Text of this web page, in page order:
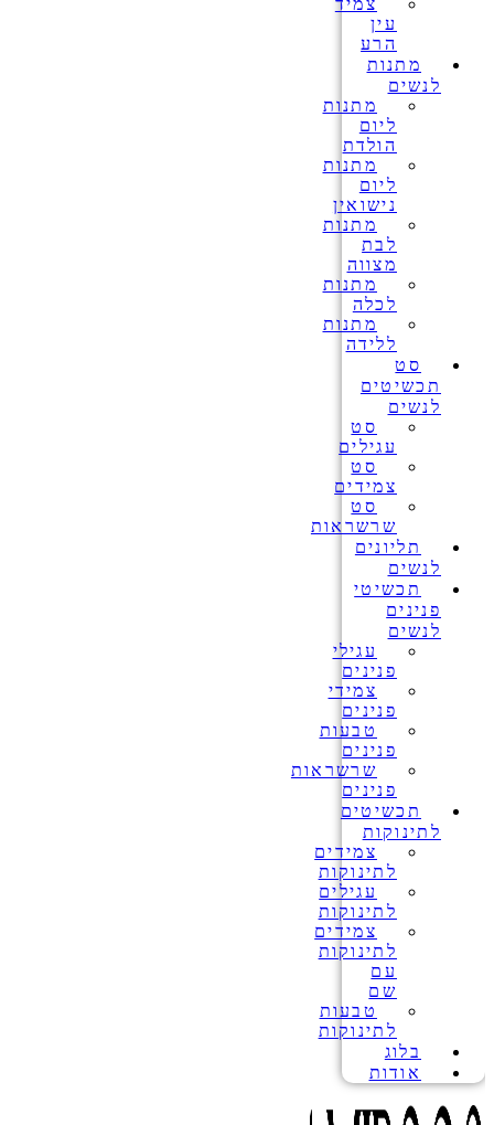
צמיד
עין
הרע
מתנות
לנשים
מתנות
ליום
הולדת
מתנות
ליום
נישואין
מתנות
לבת
מצווה
מתנות
לכלה
מתנות
ללידה
סט
תכשיטים
לנשים
סט
עגילים
סט
צמידים
סט
שרשראות
תליונים
לנשים
תכשיטי
פנינים
לנשים
עגילי
פנינים
צמידי
פנינים
טבעות
פנינים
שרשראות
פנינים
תכשיטים
לתינוקות
צמידים
לתינוקות
עגילים
לתינוקות
צמידים
לתינוקות
עם
שם
טבעות
לתינוקות
בלוג
אודות